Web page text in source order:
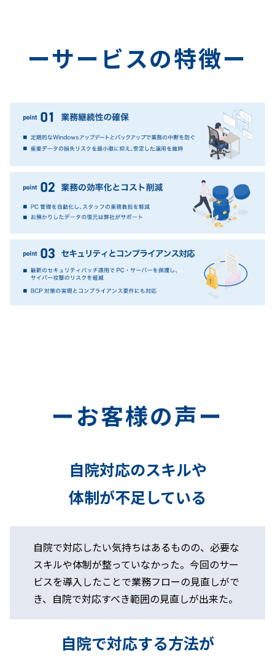
ーサービスの特徴ー
ーお客様の声ー
自院対応のスキルや
体制が不足している
自院で対応したい気持ちはあるものの、必要な
スキルや体制が整っていなかった。今回のサー
ビスを導入したことで業務フローの見直しがで
き、自院で対応すべき範囲の見直しが出来た。
自院で対応する方法が